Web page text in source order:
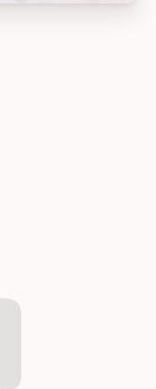
und Glitzer,